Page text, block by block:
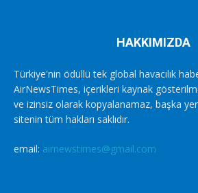
HAKKIMIZDA
Türkiye'nin ödüllü tek global havacılık
AirNewsTimes, içerikleri kaynak
ve izinsiz olarak kopyalanamaz, başka
sitenin tüm hakları saklıdır.
email: airnewstimes@gmail.com